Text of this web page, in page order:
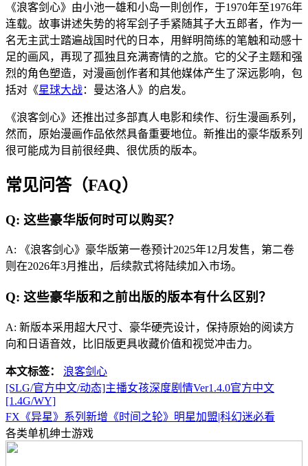
《浪客剑心》由小池一雄和小岛一則创作，于1970年至1976年
连载。故事讲述失势的将军刽子手紧随其子大五郎者，作为一
名无主武士踏遍战国时代的日本，用鲜明简练的笔触和动感十
足的画风，再现了孤独且充满寄情的之旅。它的父子主题和强
烈的角色塑造，对漫画创作者和其他媒体产生了深远影响，包
括对《星球大战：曼达洛人》的启发。
《浪客剑心》还推出过多部真人电影和续作、衍生漫画系列，
然而，原始漫画作品依然具备重要地位。新推出的豪华版系列
很可能成为目前很经典、很优质的版本。
常见问答（FAQ）
Q: 这些豪华版何时可以购买？
A: 《浪客剑心》豪华版第一卷预计2025年12月发售，第二卷
则在2026年3月推出，后续款式将陆续加入市场。
Q: 这些豪华版和之前出版的版本有什么区别？
A: 新版本采用超大尺寸、豪华硬壳设计，保持原始的阅读方
向和日语音效，比旧版更具收藏价值和视觉冲击力。
本文标签：
浪客剑心
[SLG/官方中文/动态]主播女孩深度剧情Ver1.4.0官方中文
[1.4G/WY]
FX《异星》系列新增《时间之轮》明星加盟|科幻迷必看
各类单机绅士游戏